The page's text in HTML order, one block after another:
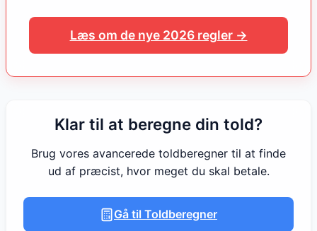
Læs om de nye 2026 regler →
Klar til at beregne din told?
Brug vores avancerede toldberegner til at finde
ud af præcist, hvor meget du skal betale.
Gå til Toldberegner